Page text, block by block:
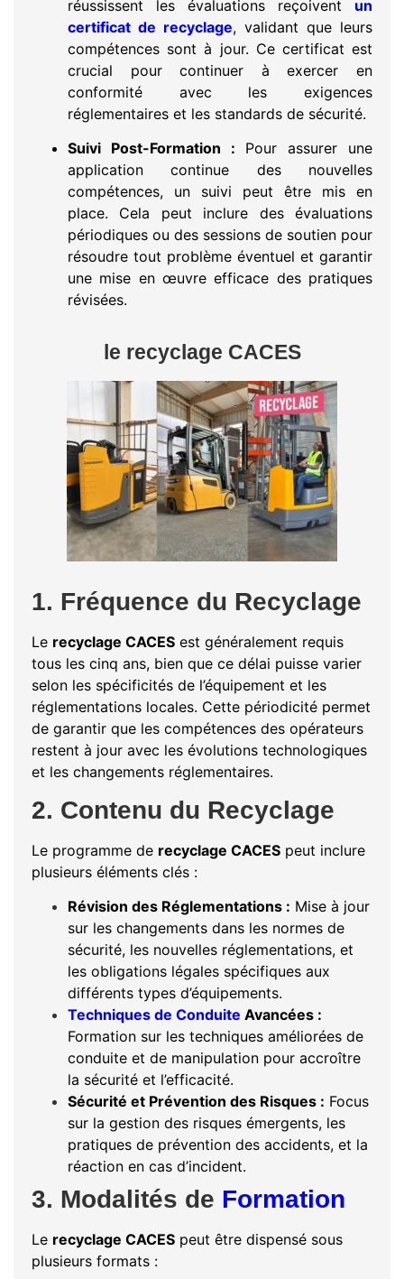
réussissent les évaluations reçoivent un
certificat de recyclage, validant que leurs
compétences sont à jour. Ce certificat est
crucial pour continuer à exercer en
conformité avec les exigences
réglementaires et les standards de sécurité.
Suivi Post-Formation : Pour assurer une
application continue des nouvelles
compétences, un suivi peut être mis en
place. Cela peut inclure des évaluations
périodiques ou des sessions de soutien pour
résoudre tout problème éventuel et garantir
une mise en œuvre efficace des pratiques
révisées.
le recyclage CACES
1. Fréquence du Recyclage
Le recyclage CACES est généralement requis
tous les cinq ans, bien que ce délai puisse varier
selon les spécificités de l’équipement et les
réglementations locales. Cette périodicité permet
de garantir que les compétences des opérateurs
restent à jour avec les évolutions technologiques
et les changements réglementaires.
2. Contenu du Recyclage
Le programme de recyclage CACES peut inclure
plusieurs éléments clés :
Révision des Réglementations : Mise à jour
sur les changements dans les normes de
sécurité, les nouvelles réglementations, et
les obligations légales spécifiques aux
différents types d’équipements.
Techniques de Conduite Avancées :
Formation sur les techniques améliorées de
conduite et de manipulation pour accroître
la sécurité et l’efficacité.
Sécurité et Prévention des Risques : Focus
sur la gestion des risques émergents, les
pratiques de prévention des accidents, et la
réaction en cas d’incident.
3. Modalités de Formation
Le recyclage CACES peut être dispensé sous
plusieurs formats :